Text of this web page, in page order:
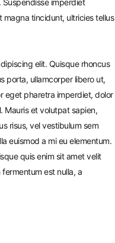
tincidunt, ultricies tellus
elit. Quisque rhoncus
porta, ullamcorper libero ut,
eget pharetra imperdiet, dolor
Mauris et volutpat sapien,
risus, vel vestibulum sem
euismod a mi eu elementum.
quis enim sit amet velit
est nulla, a